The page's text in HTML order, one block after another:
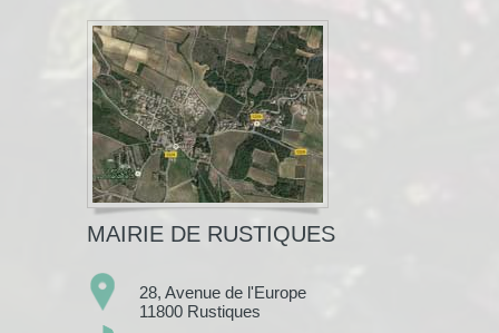
MAIRIE DE RUSTIQUES
28, Avenue de l'Europe
11800 Rustiques